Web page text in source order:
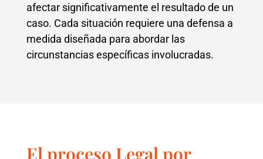
afectar significativamente el resultado de un
caso. Cada situación requiere una defensa a
medida diseñada para abordar las
circunstancias específicas involucradas.
El proceso Legal por